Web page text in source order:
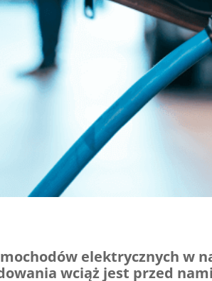
elektrycznych w
wciąż jest przed